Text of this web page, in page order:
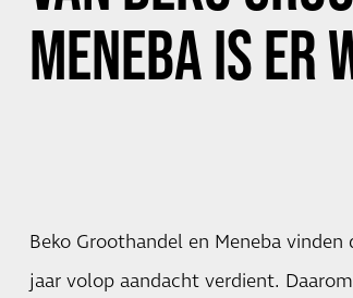
MENEBA IS ER
Beko Groothandel en Meneba
jaar volop aandacht verdient.